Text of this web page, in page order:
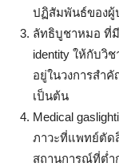
ปฏิสัมพันธ์ของผู้
ลัทธิบูชาหมอ ที่
identity ให้กับวิ
อยู่ในวงการสำ
เป็นต้น
Medical
ภาวะที่แพทย์ตัด
สถานการณ์ที่ต่ำ